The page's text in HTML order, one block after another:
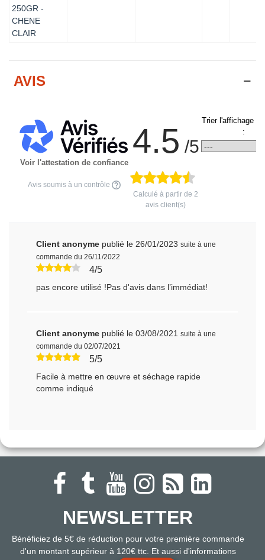
250GR -
CHENE
CLAIR
AVIS
Voir l'attestation de confiance
Avis soumis à un contrôle
4.5 /5
Calculé à partir de 2
avis client(s)
Trier l'affichage
:
Client anonyme publié le 26/01/2023 suite à une
commande du 26/11/2022
4/5
pas encore utilisé !Pas d'avis dans l’immédiat!
Client anonyme publié le 03/08/2021 suite à une
commande du 02/07/2021
5/5
Facile à mettre en œuvre et séchage rapide
comme indiqué
NEWSLETTER
Bénéficiez de 5€ de réduction pour votre première commande
d'un montant supérieur à 120€ ttc. Et aussi d'informations